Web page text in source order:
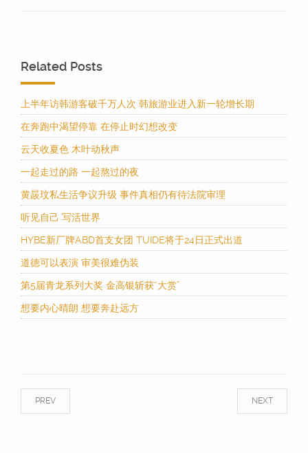
Related Posts
上半年访韩游客破千万人次 韩旅游业进入新一轮增长期
在奔跑中渴望停靠 在停止时幻想改变
云天收夏色 木叶动秋声
一起走过的路 一起熬过的夜
黄晸玟私生活争议升级 事件真相仍有待法院审理
听见自己 写活世界
HYBE新厂牌ABD首支女团 TUIDE将于24日正式出道
道德可以表演 审美很难伪装
第5届青龙系列大奖 金高银斩获“大赏”
想要内心晴朗 想要奔赴远方
NEXT
PREV